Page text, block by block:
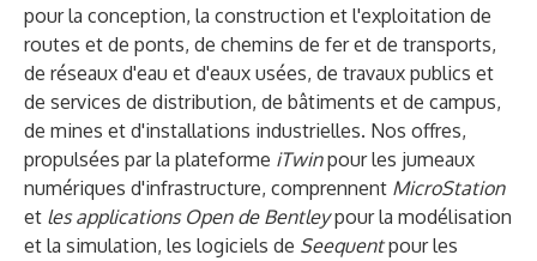
pour la conception, la construction et l'exploitation de
routes et de ponts, de chemins de fer et de transports,
de réseaux d'eau et d'eaux usées, de travaux publics et
de services de distribution, de bâtiments et de campus,
de mines et d'installations industrielles. Nos offres,
propulsées par la plateforme iTwinpour les jumeaux
numériques d'infrastructure, comprennent MicroStation
et les applications Open de Bentleypour la modélisation
et la simulation, les logiciels de Seequentpour les